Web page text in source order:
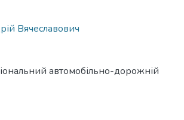
Вячеславович
автомобільно-дорожній